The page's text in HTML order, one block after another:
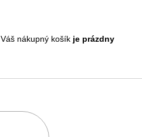
Váš nákupný košík je prázdny